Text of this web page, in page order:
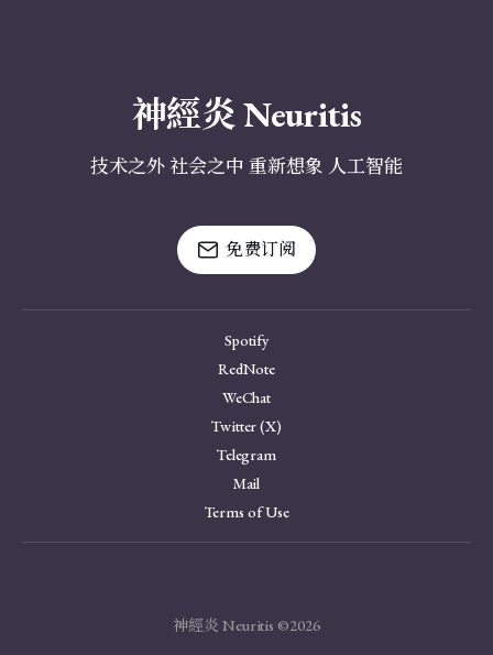
神經炎 Neuritis
技术之外 社会之中 重新想象 人工智能
免费订阅
Spotify
RedNote
WeChat
Twitter (X)
Telegram
Mail
Terms of Use
神經炎 Neuritis ©2026